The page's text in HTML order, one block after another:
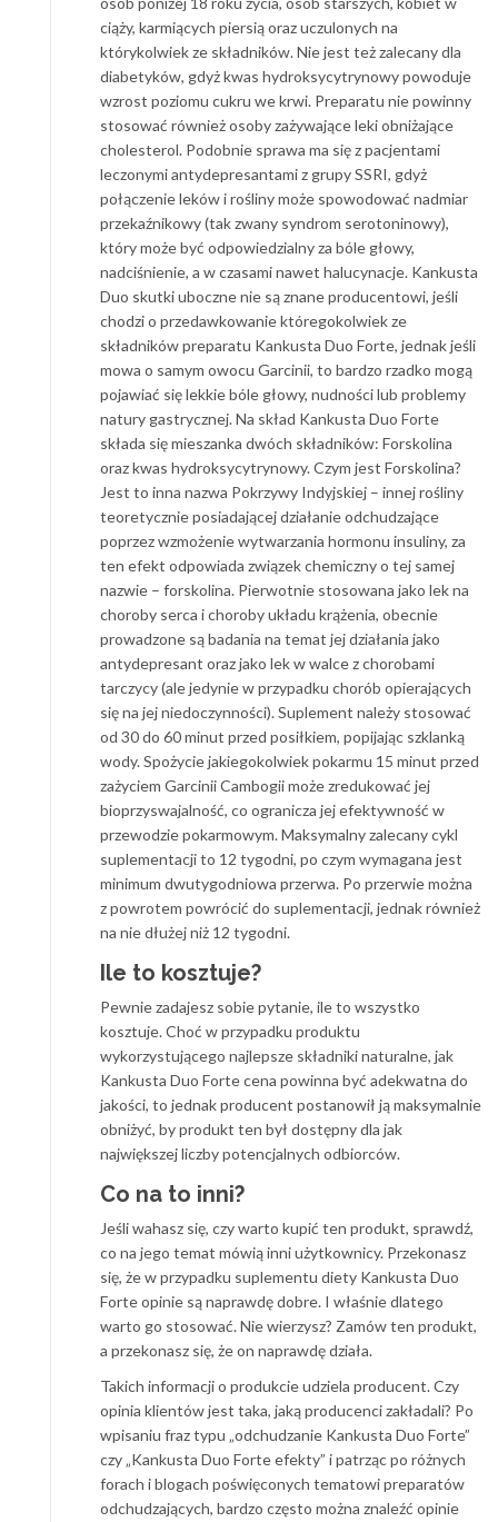
ciąży, karmiących piersią oraz uczulonych na
którykolwiek ze składników. Nie jest też zalecany dla
diabetyków, gdyż kwas hydroksycytrynowy powoduje
wzrost poziomu cukru we krwi. Preparatu nie powinny
stosować również osoby zażywające leki obniżające
cholesterol. Podobnie sprawa ma się z pacjentami
leczonymi antydepresantami z grupy SSRI, gdyż
połączenie leków i rośliny może spowodować nadmiar
przekaźnikowy (tak zwany syndrom serotoninowy),
który może być odpowiedzialny za bóle głowy,
nadciśnienie, a w czasami nawet halucynacje. Kankusta
Duo skutki uboczne nie są znane producentowi, jeśli
chodzi o przedawkowanie któregokolwiek ze
składników preparatu Kankusta Duo Forte, jednak jeśli
mowa o samym owocu Garcinii, to bardzo rzadko mogą
pojawiać się lekkie bóle głowy, nudności lub problemy
natury gastrycznej. Na skład Kankusta Duo Forte
składa się mieszanka dwóch składników: Forskolina
oraz kwas hydroksycytrynowy. Czym jest Forskolina?
Jest to inna nazwa Pokrzywy Indyjskiej – innej rośliny
teoretycznie posiadającej działanie odchudzające
poprzez wzmożenie wytwarzania hormonu insuliny, za
ten efekt odpowiada związek chemiczny o tej samej
nazwie – forskolina. Pierwotnie stosowana jako lek na
choroby serca i choroby układu krążenia, obecnie
prowadzone są badania na temat jej działania jako
antydepresant oraz jako lek w walce z chorobami
tarczycy (ale jedynie w przypadku chorób opierających
się na jej niedoczynności). Suplement należy stosować
od 30 do 60 minut przed posiłkiem, popijając szklanką
wody. Spożycie jakiegokolwiek pokarmu 15 minut przed
zażyciem Garcinii Cambogii może zredukować jej
bioprzyswajalność, co ogranicza jej efektywność w
przewodzie pokarmowym. Maksymalny zalecany cykl
suplementacji to 12 tygodni, po czym wymagana jest
minimum dwutygodniowa przerwa. Po przerwie można
z powrotem powrócić do suplementacji, jednak również
na nie dłużej niż 12 tygodni.
Ile to kosztuje?
Pewnie zadajesz sobie pytanie, ile to wszystko
kosztuje. Choć w przypadku produktu
wykorzystującego najlepsze składniki naturalne, jak
Kankusta Duo Forte cena powinna być adekwatna do
jakości, to jednak producent postanowił ją maksymalnie
obniżyć, by produkt ten był dostępny dla jak
największej liczby potencjalnych odbiorców.
Co na to inni?
Jeśli wahasz się, czy warto kupić ten produkt, sprawdź,
co na jego temat mówią inni użytkownicy. Przekonasz
się, że w przypadku suplementu diety Kankusta Duo
Forte opinie są naprawdę dobre. I właśnie dlatego
warto go stosować. Nie wierzysz? Zamów ten produkt,
a przekonasz się, że on naprawdę działa.
Takich informacji o produkcie udziela producent. Czy
opinia klientów jest taka, jaką producenci zakładali? Po
wpisaniu fraz typu „odchudzanie Kankusta Duo Forte”
czy „Kankusta Duo Forte efekty” i patrząc po różnych
forach i blogach poświęconych tematowi preparatów
odchudzających, bardzo często można znaleźć opinie